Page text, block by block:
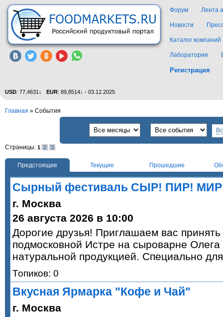
Форум Лента
Новости
Каталог компаний
Лаборатория
Регистрация
USD: 77,4631↓ EUR: 89,8514↓ - 03.12.2025
Главная » События
Страницы: 1 2 3
Предстоящие Текущие Прошедшие
Сырный фестиваль СЫР! ПИР!
г. Москва
26 августа 2026 в 10:00
Дорогие друзья! Приглашаем вас
подмосковной Истре на сыроварне
натуральной продукцией. Специально
Топиков: 0
Вкусная Ярмарка "Кофе и Чай"
г. Москва